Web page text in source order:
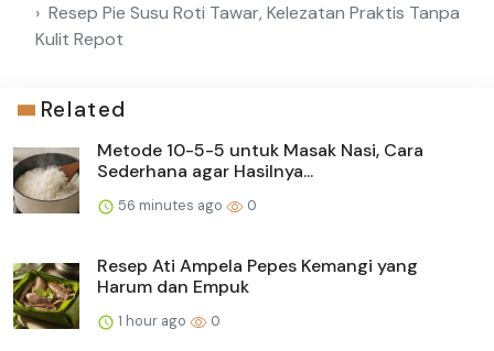
Resep Pie Susu Roti Tawar, Kelezatan Praktis Tanpa
Kulit Repot
Related
Metode 10-5-5 untuk Masak Nasi, Cara
Sederhana agar Hasilnya...
56 minutes ago 0
Resep Ati Ampela Pepes Kemangi yang
Harum dan Empuk
1 hour ago 0